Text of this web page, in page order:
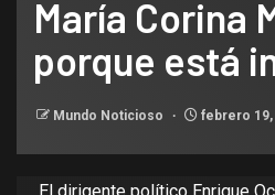
María Corina
porque está
Mundo Noticioso febrero 19,
El dirigente político Enrique